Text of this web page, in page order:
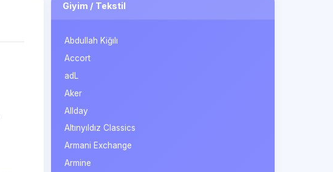
Giyim / Tekstil
Abdullah Kiğılı
Accort
adL
Aker
Allday
Altınyıldız Classics
Armani Exchange
Armine